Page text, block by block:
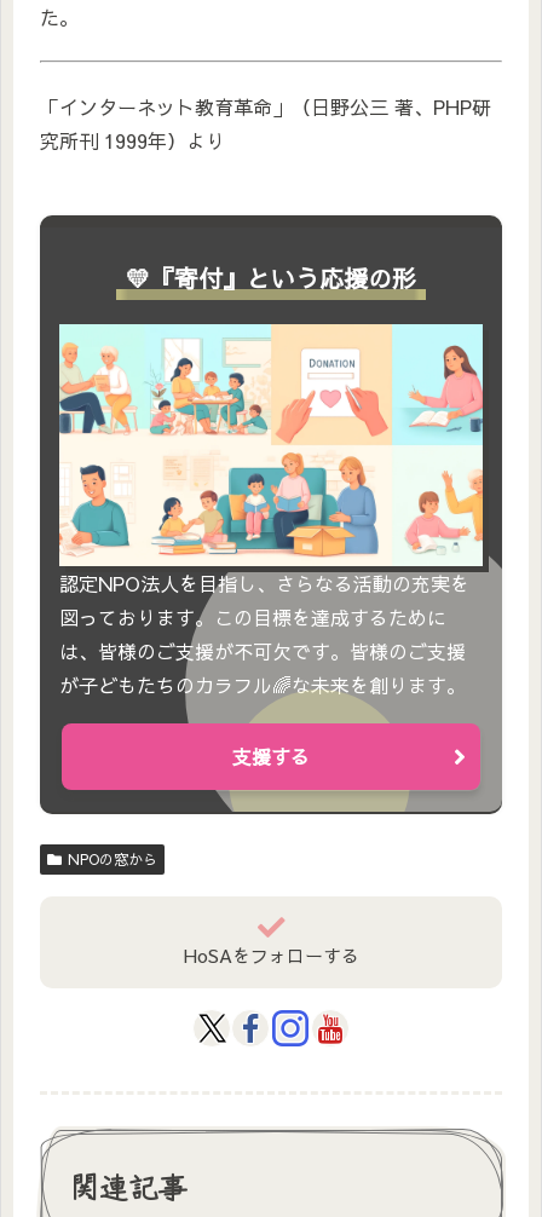
た。
「インターネット教育革命」（日野公三 著、PHP研
究所刊 1999年）より
💛『寄付』という応援の形
認定NPO法人を目指し、さらなる活動の充実を
図っております。この目標を達成するために
は、皆様のご支援が不可欠です。皆様のご支援
が子どもたちのカラフル🌈な未来を創ります。
支援する
NPOの窓から
HoSAをフォローする
関連記事